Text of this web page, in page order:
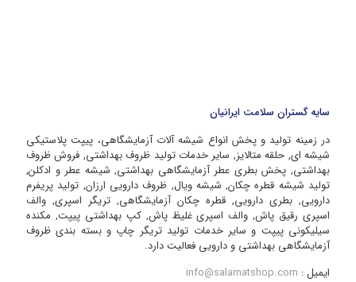
سایه گستران سلامت ایرانیان
در زمینه تولید و پخش انواع شیشه آلات آزمایشگاهی، پیپت پلاستیکی
شیشه ای, حلقه متالایز, سایر خدمات تولید ظروف بهداشتی, فروش ظروف
بهداشتی, پخش بطری عطر آزمایشگاهی بهداشتی, شیشه عطر و ادکلن,
تولید شیشه قطره چکان, شیشه ویال, ظروف دارویی ارزان, تولید پریفرم
دارویی, بطری دارویی, قطره چکان آزمایشگاهی, تریگر اسپری, والف
اسپری رقیق پاش, والف اسپری غلیظ پاش, کپ بهداشتی پیپت, مکنده
سیلیکونی پیپت و سایر خدمات تولید تریگر چاپ و بسته بندی ظروف
آزمایشگاهی بهداشتی و دارویی فعالیت دارد.
ایمیل : info@salamatshop.com